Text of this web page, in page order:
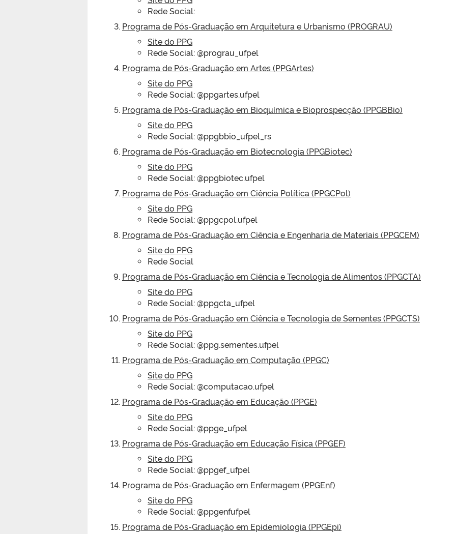
Rede Social:
Programa de Pós-Graduação em Arquitetura e Urbanismo (PROGRAU)
Site do PPG
Rede Social: @prograu_ufpel
Programa de Pós-Graduação em Artes (PPGArtes)
Site do PPG
Rede Social: @ppgartes.ufpel
Programa de Pós-Graduação em Bioquímica e Bioprospecção (PPGBBio)
Site do PPG
Rede Social: @ppgbbio_ufpel_rs
Programa de Pós-Graduação em Biotecnologia (PPGBiotec)
Site do PPG
Rede Social: @ppgbiotec.ufpel
Programa de Pós-Graduação em Ciência Política (PPGCPol)
Site do PPG
Rede Social: @ppgcpol.ufpel
Programa de Pós-Graduação em Ciência e Engenharia de Materiais (PPGCEM)
Site do PPG
Rede Social
Programa de Pós-Graduação em Ciência e Tecnologia de Alimentos (PPGCTA)
Site do PPG
Rede Social: @ppgcta_ufpel
Programa de Pós-Graduação em Ciência e Tecnologia de Sementes (PPGCTS)
Site do PPG
Rede Social: @ppg.sementes.ufpel
Programa de Pós-Graduação em Computação (PPGC)
Site do PPG
Rede Social: @computacao.ufpel
Programa de Pós-Graduação em Educação (PPGE)
Site do PPG
Rede Social: @ppge_ufpel
Programa de Pós-Graduação em Educação Física (PPGEF)
Site do PPG
Rede Social: @ppgef_ufpel
Programa de Pós-Graduação em Enfermagem (PPGEnf)
Site do PPG
Rede Social: @ppgenfufpel
Programa de Pós-Graduação em Epidemiologia (PPGEpi)